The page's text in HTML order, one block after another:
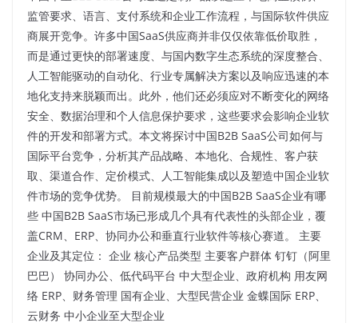
监管要求、语言、支付系统和企业工作流程，与国际软件供应
商展开竞争。许多中国SaaS供应商并非仅仅依靠低价取胜，
而是通过更快的部署速度、与国内数字生态系统的深度整合、
人工智能驱动的自动化、行业专属解决方案以及响应迅速的本
地化支持来脱颖而出。此外，他们还必须应对不断变化的网络
安全、数据治理和个人信息保护要求，这些要求会影响企业软
件的开发和部署方式。本文将探讨中国B2B SaaS公司如何与
国际平台竞争，分析其产品战略、本地化、合规性、客户获
取、渠道合作、定价模式、人工智能集成以及塑造中国企业软
件市场的竞争优势。 目前规模最大的中国B2B SaaS企业有哪
些 中国B2B SaaS市场已形成几个具有代表性的头部企业，覆
盖CRM、ERP、协同办公和垂直行业软件等核心赛道。 主要
企业及其定位： 企业 核心产品类型 主要客户群体 钉钉（阿里
巴巴） 协同办公、低代码平台 中大型企业、政府机构 用友网
络 ERP、财务管理 国有企业、大型民营企业 金蝶国际 ERP、
云财务 中小企业至大型企业